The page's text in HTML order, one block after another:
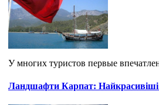
У многих туристов первые
Ландшафти Карпат: